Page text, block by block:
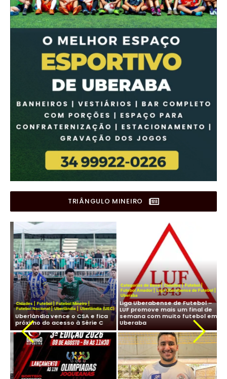
TRIÂNGULO MINEIRO
Cidades| Futebol| Futebol Mineiro|
Futebol Nacional| Uberlândia| Uberlândia (UEC)
Uberlândia vence o CSA e fica
próximo do acesso à Série C
Categorias de Base| Cidades| Futebol|
Futebol Amador| Liga Uberabense de Futebol|
Uberaba
Liga Uberabense de Futebol –
LUF promove mais um final de
semana com muito futebol em
Uberaba